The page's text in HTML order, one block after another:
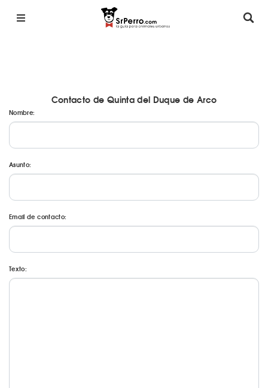
Contacto de Quinta del Duque de Arco
Nombre:
Asunto:
Email de contacto:
Texto: